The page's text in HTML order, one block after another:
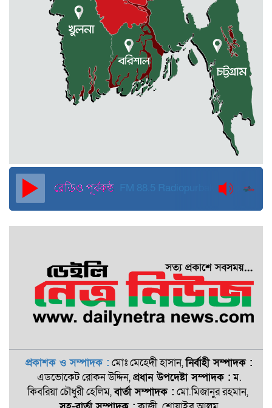
কুড়িগ্রামে বন্যাদুর্গতদের জন্য বরাদ্দকৃত
৩০ মেট্রিক টন চাল,একমুঠোও জোটেনি
ক্ষতিগ্রস্ত মানুষের ভাগ্যে
জুলাই ব্যবসা ও হাদি ব্যবসা চালু রাখতে
হবে: মাহমুদা মিতু
দুবাইয়ে কারাগার থেকে মুক্তি পেয়েছেন
পুলিশের সাবেক মহাপরিদর্শক বেনজীর
আহমেদ
FM 88.5 Radiopurbakantho
প্রকাশক ও সম্পাদক : মোঃ মেহেদী হাসান,নির্বাহী সম্পাদক :
এডভোকেট রোকন ‍উদ্দিন,প্রধান উপদেষ্টা সম্পাদক :ম.
কিবরিয়া চৌধুরী হেলিম,বার্তা সম্পাদক : মো.মিজানুর রহমান,